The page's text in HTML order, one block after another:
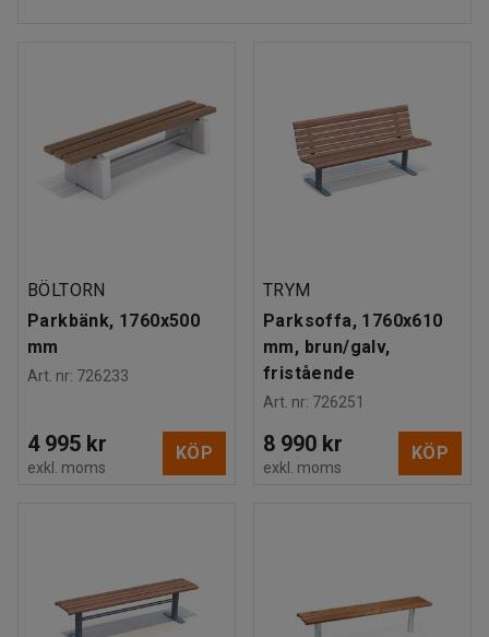
BÖLTORN
Parkbänk, 1760x500
mm
Art. nr: 726233
4 995 kr
exkl. moms
KÖP
TRYM
Parksoffa, 1760x610
mm, brun/galv,
fristående
Art. nr: 726251
8 990 kr
exkl. moms
KÖP